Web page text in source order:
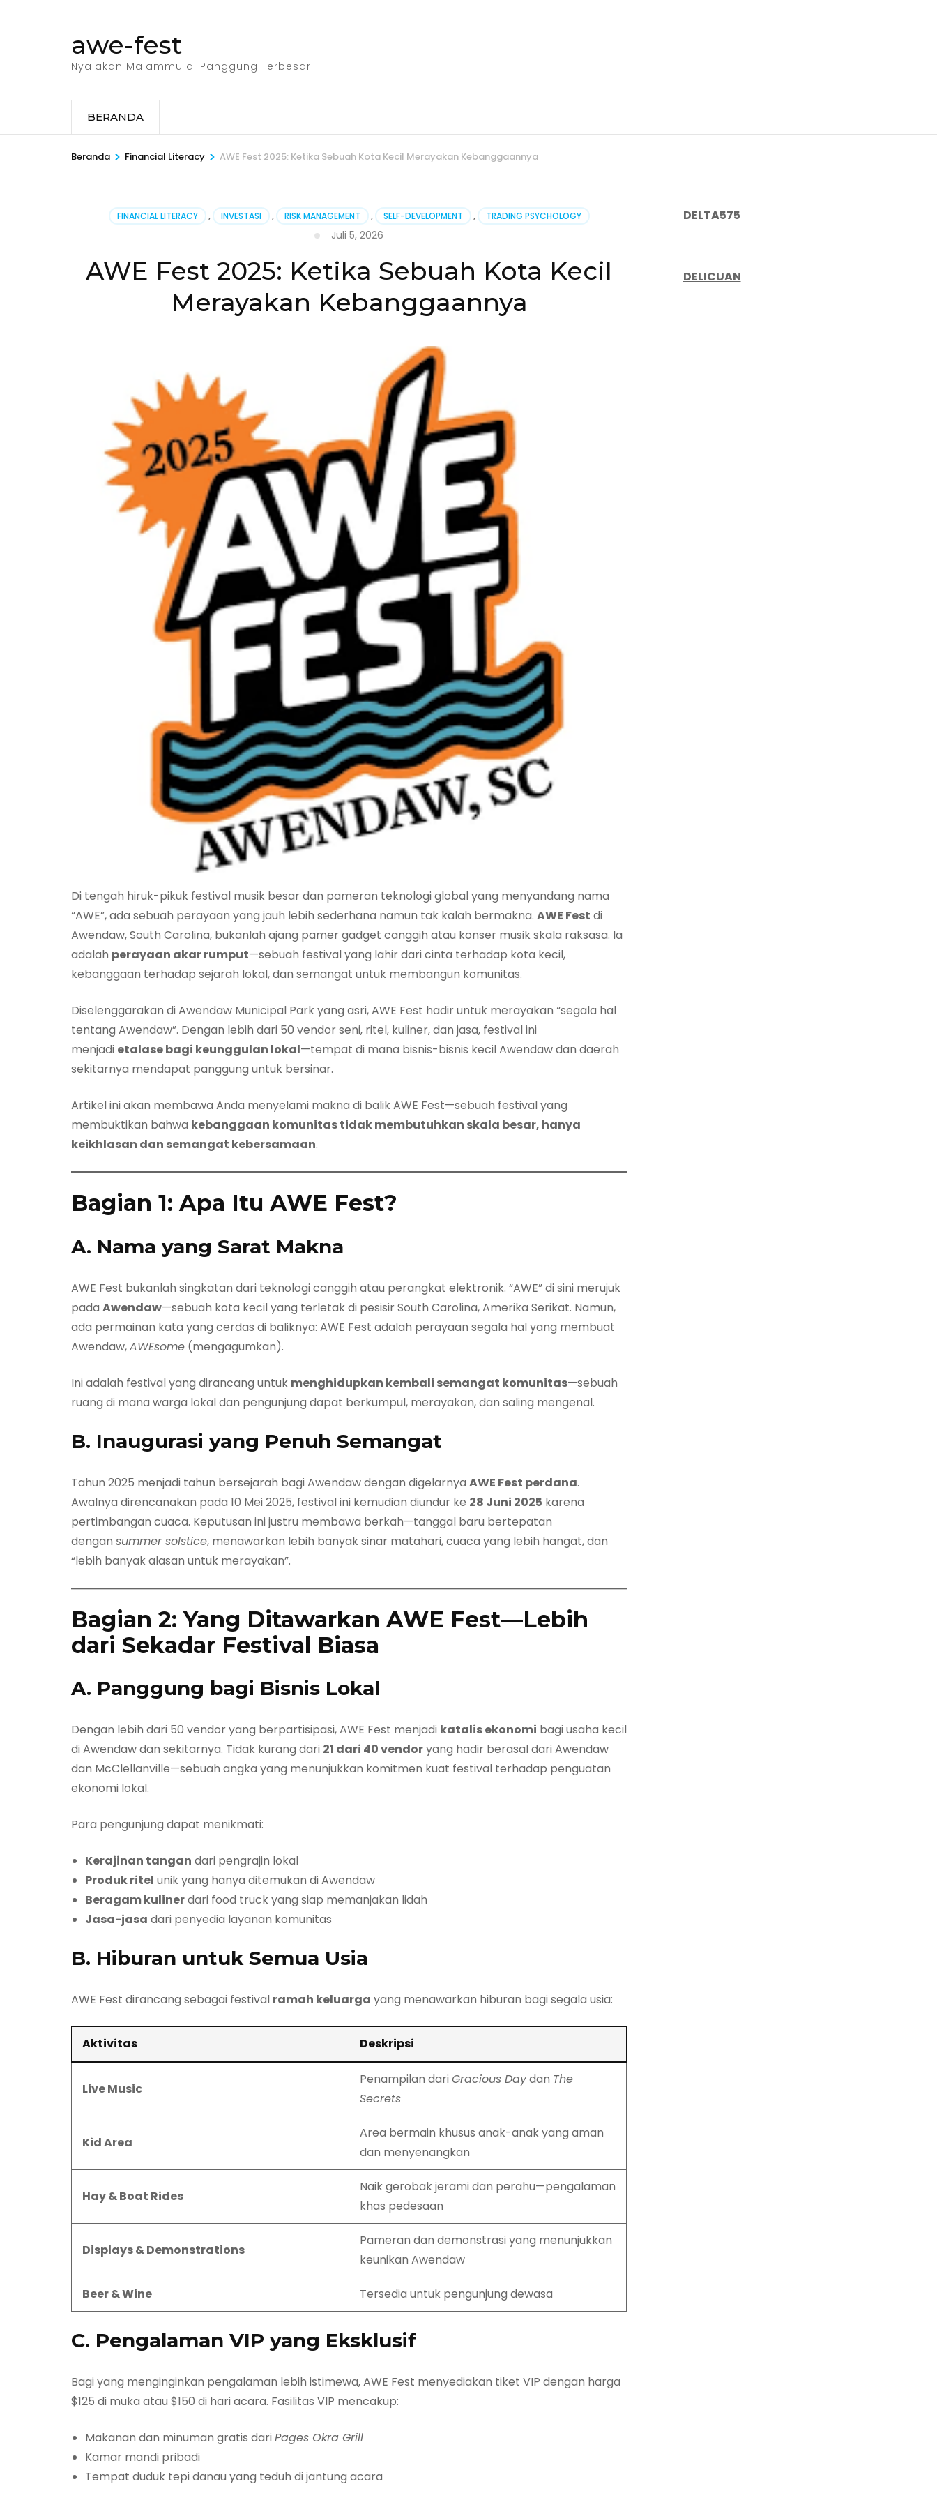
awe-fest
Nyalakan Malammu di Panggung Terbesar
BERANDA
Beranda > Financial Literacy > AWE Fest 2025: Ketika Sebuah Kota Kecil Merayakan Kebanggaannya
FINANCIAL LITERACY , INVESTASI , RISK MANAGEMENT , SELF-DEVELOPMENT , TRADING PSYCHOLOGY
Juli 5, 2026
AWE Fest 2025: Ketika Sebuah Kota Kecil
Merayakan Kebanggaannya
Di tengah hiruk-pikuk festival musik besar dan pameran teknologi global yang menyandang nama
“AWE”, ada sebuah perayaan yang jauh lebih sederhana namun tak kalah bermakna. AWE Fest di
Awendaw, South Carolina, bukanlah ajang pamer gadget canggih atau konser musik skala raksasa. Ia
adalah perayaan akar rumput—sebuah festival yang lahir dari cinta terhadap kota kecil,
kebanggaan terhadap sejarah lokal, dan semangat untuk membangun komunitas.
Diselenggarakan di Awendaw Municipal Park yang asri, AWE Fest hadir untuk merayakan “segala hal
tentang Awendaw”. Dengan lebih dari 50 vendor seni, ritel, kuliner, dan jasa, festival ini
menjadi etalase bagi keunggulan lokal—tempat di mana bisnis-bisnis kecil Awendaw dan daerah
sekitarnya mendapat panggung untuk bersinar.
Artikel ini akan membawa Anda menyelami makna di balik AWE Fest—sebuah festival yang
membuktikan bahwa kebanggaan komunitas tidak membutuhkan skala besar, hanya
keikhlasan dan semangat kebersamaan.
Bagian 1: Apa Itu AWE Fest?
A. Nama yang Sarat Makna
AWE Fest bukanlah singkatan dari teknologi canggih atau perangkat elektronik. “AWE” di sini merujuk
pada Awendaw—sebuah kota kecil yang terletak di pesisir South Carolina, Amerika Serikat. Namun,
ada permainan kata yang cerdas di baliknya: AWE Fest adalah perayaan segala hal yang membuat
Awendaw,AWEsome (mengagumkan).
Ini adalah festival yang dirancang untuk menghidupkan kembali semangat komunitas—sebuah
ruang di mana warga lokal dan pengunjung dapat berkumpul, merayakan, dan saling mengenal.
B. Inaugurasi yang Penuh Semangat
Tahun 2025 menjadi tahun bersejarah bagi Awendaw dengan digelarnya AWE Fest perdana.
Awalnya direncanakan pada 10 Mei 2025, festival ini kemudian diundur ke 28 Juni 2025 karena
pertimbangan cuaca. Keputusan ini justru membawa berkah—tanggal baru bertepatan
dengan summer solstice, menawarkan lebih banyak sinar matahari, cuaca yang lebih hangat, dan
“lebih banyak alasan untuk merayakan”.
Bagian 2: Yang Ditawarkan AWE Fest—Lebih
dari Sekadar Festival Biasa
A. Panggung bagi Bisnis Lokal
Dengan lebih dari 50 vendor yang berpartisipasi, AWE Fest menjadi katalis ekonomi bagi usaha kecil
di Awendaw dan sekitarnya. Tidak kurang dari 21 dari 40 vendoryang hadir berasal dari Awendaw
dan McClellanville—sebuah angka yang menunjukkan komitmen kuat festival terhadap penguatan
ekonomi lokal.
Para pengunjung dapat menikmati:
Kerajinan tangan dari pengrajin lokal
Produk ritel unik yang hanya ditemukan di Awendaw
Beragam kulinerdari food truck yang siap memanjakan lidah
Jasa-jasa dari penyedia layanan komunitas
B. Hiburan untuk Semua Usia
AWE Fest dirancang sebagai festival ramah keluarga yang menawarkan hiburan bagi segala usia:
Aktivitas Deskripsi
Live Music
Penampilan dariGracious Daydan The
Secrets
Kid Area
Area bermain khusus anak-anak yang aman
dan menyenangkan
Hay & Boat Rides
Naik gerobak jerami dan perahu—pengalaman
khas pedesaan
Displays & Demonstrations
Pameran dan demonstrasi yang menunjukkan
keunikan Awendaw
Beer & Wine Tersedia untuk pengunjung dewasa
C. Pengalaman VIP yang Eksklusif
Bagi yang menginginkan pengalaman lebih istimewa, AWE Fest menyediakan tiket VIP dengan harga
$125 di muka atau $150 di hari acara. Fasilitas VIP mencakup:
Makanan dan minuman gratis dariPages Okra Grill
Kamar mandi pribadi
Tempat duduk tepi danau yang teduh di jantung acara
DELTA575
DELICUAN